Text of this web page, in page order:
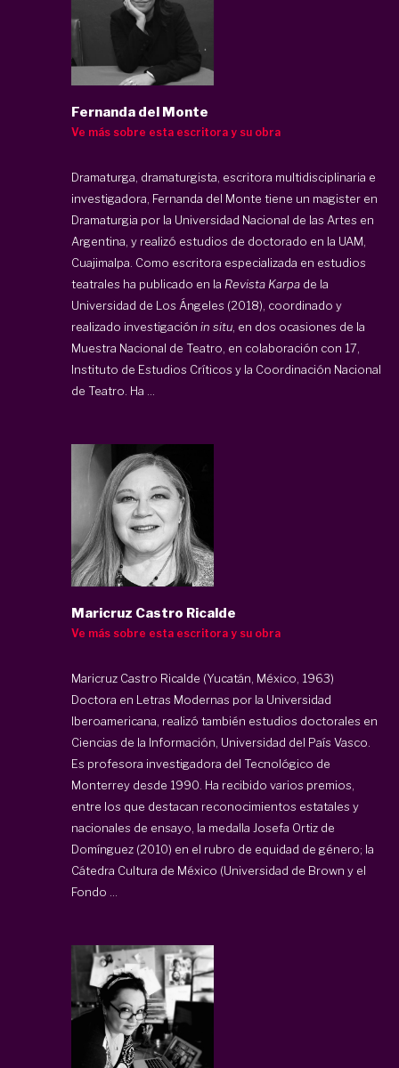
Fernanda del Monte
Ve más sobre esta escritora y su obra
Dramaturga, dramaturgista, escritora multidisciplinaria e
investigadora, Fernanda del Monte tiene un magister en
Dramaturgia por la Universidad Nacional de las Artes en
Argentina, y realizó estudios de doctorado en la UAM,
Cuajimalpa. Como escritora especializada en estudios
teatrales ha publicado en la Revista Karpa de la
Universidad de Los Ángeles (2018), coordinado y
realizado investigación in situ , en dos ocasiones de la
Muestra Nacional de Teatro, en colaboración con 17,
Instituto de Estudios Críticos y la Coordinación Nacional
de Teatro. Ha ...
Maricruz Castro Ricalde
Ve más sobre esta escritora y su obra
Maricruz Castro Ricalde (Yucatán, México, 1963)
Doctora en Letras Modernas por la Universidad
Iberoamericana, realizó también estudios doctorales en
Ciencias de la Información, Universidad del País Vasco.
Es profesora investigadora del Tecnológico de
Monterrey desde 1990. Ha recibido varios premios,
entre los que destacan reconocimientos estatales y
nacionales de ensayo, la medalla Josefa Ortiz de
Domínguez (2010) en el rubro de equidad de género; la
Cátedra Cultura de México (Universidad de Brown y el
Fondo ...